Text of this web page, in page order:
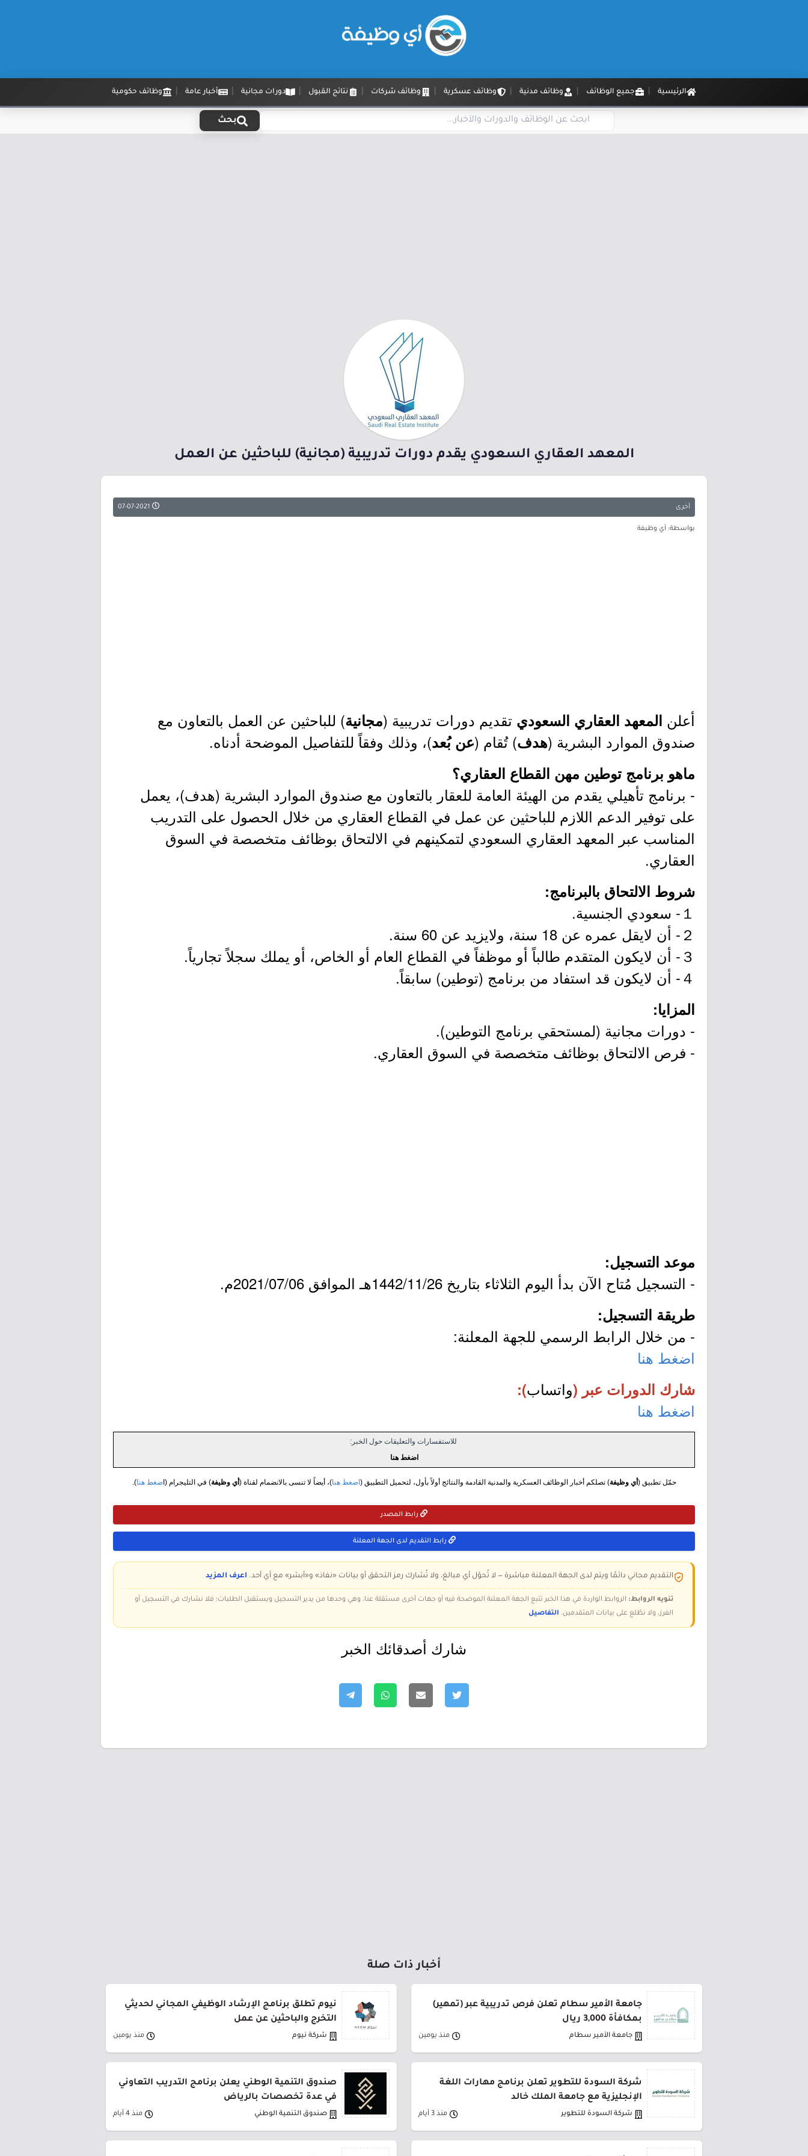
الرئيسية جميع الوظائف وظائف مدنية وظائف عسكرية وظائف شركات نتائج القبول دورات مجانية أخبار عامة وظائف حكومية
بحث
المعهد العقاري السعودي يقدم دورات تدريبية (مجانية) للباحثين عن العمل
أخرى
بواسطة: أي وظيفة
أعلن المعهد العقاري السعودي تقديم دورات تدريبية (مجانية) للباحثين عن العمل بالتعاون مع
صندوق الموارد البشرية (هدف) تُقام (عن بُعد)، وذلك وفقاً للتفاصيل الموضحة أدناه.
ماهو برنامج توطين مهن القطاع العقاري؟
- برنامج تأهيلي يقدم من الهيئة العامة للعقار بالتعاون مع صندوق الموارد البشرية (هدف)، يعمل
على توفير الدعم اللازم للباحثين عن عمل في القطاع العقاري من خلال الحصول على التدريب
المناسب عبر المعهد العقاري السعودي لتمكينهم في الالتحاق بوظائف متخصصة في السوق
العقاري.
شروط الالتحاق بالبرنامج:
１- سعودي الجنسية.
２- أن لايقل عمره عن 18 سنة، ولايزيد عن 60 سنة.
３- أن لايكون المتقدم طالباً أو موظفاً في القطاع العام أو الخاص، أو يملك سجلاً تجارياً.
４- أن لايكون قد استفاد من برنامج (توطين) سابقاً.
المزايا:
- دورات مجانية (لمستحقي برنامج التوطين).
- فرص الالتحاق بوظائف متخصصة في السوق العقاري.
موعد التسجيل:
- التسجيل مُتاح الآن بدأ اليوم الثلاثاء بتاريخ 1442/11/26هـ الموافق 2021/07/06م.
طريقة التسجيل:
- من خلال الرابط الرسمي للجهة المعلنة:
اضغط هنا
شارك الدورات عبر (واتساب):
اضغط هنا
للاستفسارات والتعليقات حول الخبر:
اضغط هنا
حمّل تطبيق ( أي وظيفة) تصلكم أخبار الوظائف العسكرية والمدنية القادمة والنتائج أولاً بأول، لتحميل التطبيق ( اضغط هنا)، أيضاً لا تنسى بالانضمام لقناة ( أي وظيفة) في التليجرام (اضغط هنا).
رابط المصدر
رابط التقديم لدى الجهة المعلنة
التقديم مجاني دائمًا ويتم لدى الجهة المعلنة مباشرة — لا تُحوّل أي مبالغ، ولا تُشارك رمز التحقق أو بيانات «نفاذ» و«أبشر» مع أي أحد. اعرف المزيد
تنويه الروابط: الروابط الواردة في هذا الخبر تتبع الجهة المعلنة الموضحة فيه أو جهات أخرى مستقلة عنا، وهي وحدها من يدير التسجيل ويستقبل الطلبات؛ فلا نشارك في التسجيل أو
الفرز، ولا نطّلع على بيانات المتقدمين. التفاصيل
شارك أصدقائك الخبر
أخبار ذات صلة
جامعة الأمير سطام تعلن فرص تدريبية عبر (تمهير)
بمكافأة 3,000 ريال
جامعة الأمير سطام منذ يومين
نيوم تطلق برنامج الإرشاد الوظيفي المجاني لحديثي
التخرج والباحثين عن عمل
شركة نيوم منذ يومين
شركة السودة للتطوير تعلن برنامج مهارات اللغة
الإنجليزية مع جامعة الملك خالد
شركة السودة للتطوير منذ 3 أيام
صندوق التنمية الوطني يعلن برنامج التدريب التعاوني
في عدة تخصصات بالرياض
صندوق التنمية الوطني منذ 4 أيام